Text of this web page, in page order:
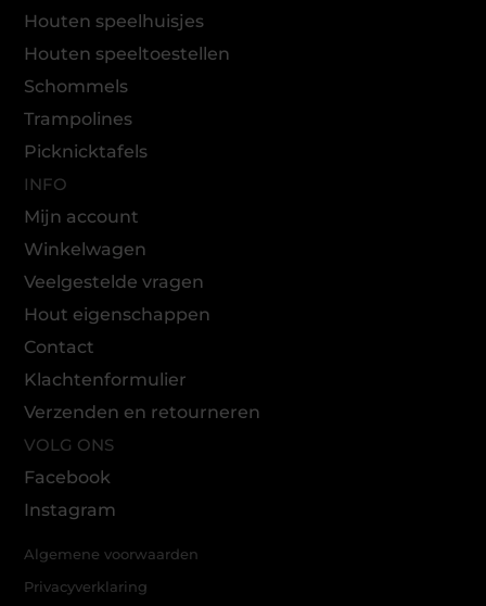
Houten speelhuisjes
Houten speeltoestellen
Schommels
Trampolines
Picknicktafels
INFO
Mijn account
Winkelwagen
Veelgestelde vragen
Hout eigenschappen
Contact
Klachtenformulier
Verzenden en retourneren
VOLG ONS
Facebook
Instagram
Algemene voorwaarden
Privacyverklaring